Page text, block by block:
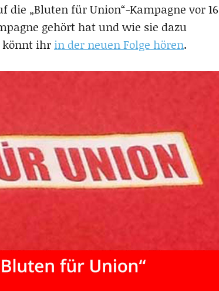
die „Bluten für Union“-Kampagne vor 16
gehört hat und wie sie dazu
könnt ihr in der neuen Folge hören.